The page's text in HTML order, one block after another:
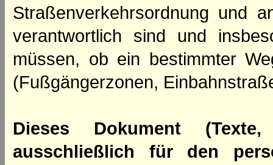
Straßenverkehrsordnung und
verantwortlich sind und
müssen, ob ein bestimmter
(Fußgängerzonen,
Dieses Dokument
ausschließlich für den